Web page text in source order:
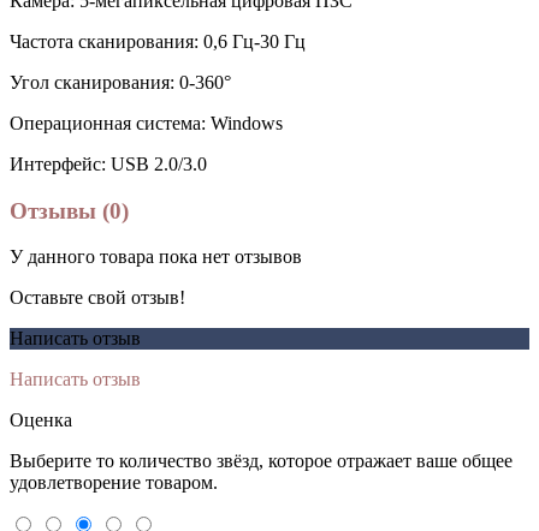
Частота сканирования: 0,6 Гц-30 Гц
Угол сканирования: 0-360°
Операционная система: Windows
Интерфейс: USB 2.0/3.0
Отзывы (0)
У данного товара пока нет отзывов
Оставьте свой отзыв!
Написать отзыв
Написать отзыв
Оценка
Выберите то количество звёзд, которое отражает ваше общее
удовлетворение товаром.